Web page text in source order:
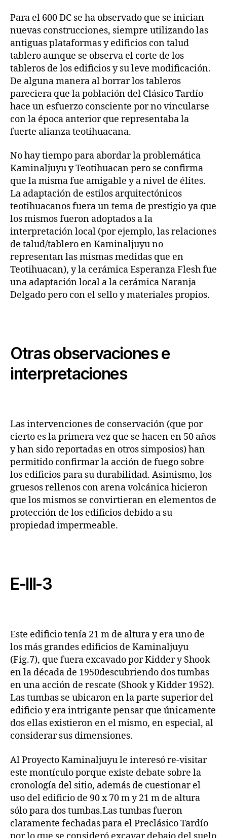
Para el 600 DC se ha observado que se inician
nuevas construcciones, siempre utilizando las
antiguas plataformas y edificios con talud
tablero aunque se observa el corte de los
tableros de los edificios y su leve modificación.
De alguna manera al borrar los tableros
pareciera que la población del Clásico Tardío
hace un esfuerzo consciente por no vincularse
con la época anterior que representaba la
fuerte alianza teotihuacana.
No hay tiempo para abordar la problemática
Kaminaljuyu y Teotihuacan pero se confirma
que la misma fue amigable y a nivel de élites.
La adaptación de estilos arquitectónicos
teotihuacanos fuera un tema de prestigio ya que
los mismos fueron adoptados a la
interpretación local (por ejemplo, las relaciones
de talud/tablero en Kaminaljuyu no
representan las mismas medidas que en
Teotihuacan), y la cerámica Esperanza Flesh fue
una adaptación local a la cerámica Naranja
Delgado pero con el sello y materiales propios.
Otras observaciones e
interpretaciones
Las intervenciones de conservación (que por
cierto es la primera vez que se hacen en 50 años
y han sido reportadas en otros simposios) han
permitido confirmar la acción de fuego sobre
los edificios para su durabilidad. Asimismo, los
gruesos rellenos con arena volcánica hicieron
que los mismos se convirtieran en elementos de
protección de los edificios debido a su
propiedad impermeable.
E-III-3
Este edificio tenía 21 m de altura y era uno de
los más grandes edificios de Kaminaljuyu
(Fig.7), que fuera excavado por Kidder y Shook
en la década de 1950descubriendo dos tumbas
en una acción de rescate (Shook y Kidder 1952).
Las tumbas se ubicaron en la parte superior del
edificio y era intrigante pensar que únicamente
dos ellas existieron en el mismo, en especial, al
considerar sus dimensiones.
Al Proyecto Kaminaljuyu le interesó re-visitar
este montículo porque existe debate sobre la
cronología del sitio, además de cuestionar el
uso del edificio de 90 x 70 m y 21 m de altura
sólo para dos tumbas.Las tumbas fueron
claramente fechadas para el Preclásico Tardío